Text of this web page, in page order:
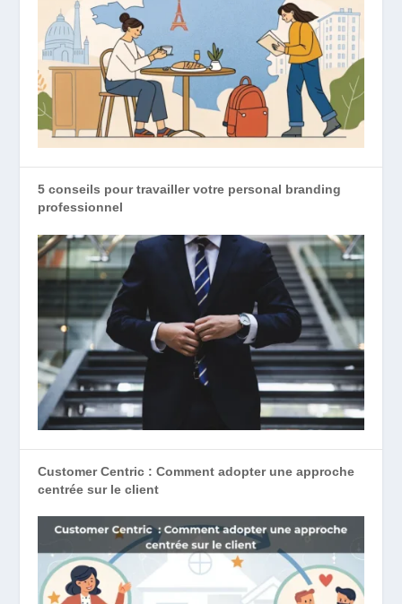
5 conseils pour travailler votre personal branding
professionnel
Customer Centric : Comment adopter une approche
centrée sur le client